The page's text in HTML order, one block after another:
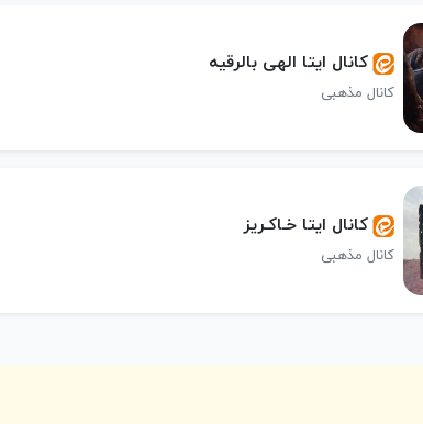
کانال ایتا الهی بالرقیه
کانال مذهبی
کانال ایتا خـاکـریز
کانال مذهبی